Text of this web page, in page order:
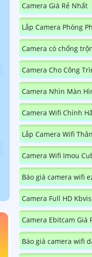
Camera Giá Rẻ Nhất
Lắp Camera Phòng
Camera có chống
Camera Cho Công
Camera Nhìn Màn
Camera Wifi Chính
Lắp Camera Wifi
Camera Wifi Imou
Báo giá camera wifi
Camera Full HD
Camera Ebitcam Giá
Báo giá camera wifi